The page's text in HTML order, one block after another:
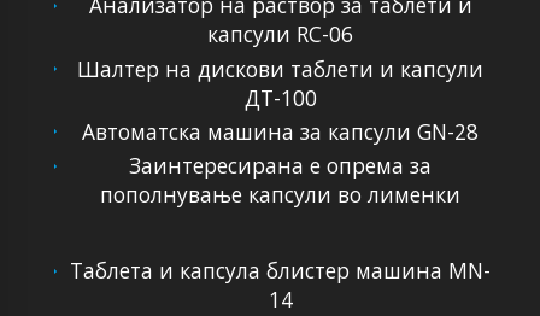
капсули RC-06
Шалтер на дискови таблети и капсули
ДТ-100
Автоматска машина за капсули GN-28
Заинтересирана е опрема за
пополнување капсули во лименки
Таблета и капсула блистер машина MN-
14